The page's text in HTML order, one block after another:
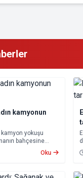
kamyonun
kamyon yokuşu
bahçesine
altında kalan
kadın
Oku